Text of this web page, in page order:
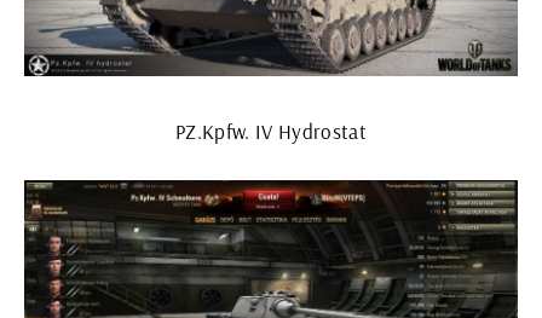
PZ.Kpfw. IV Hydrostat